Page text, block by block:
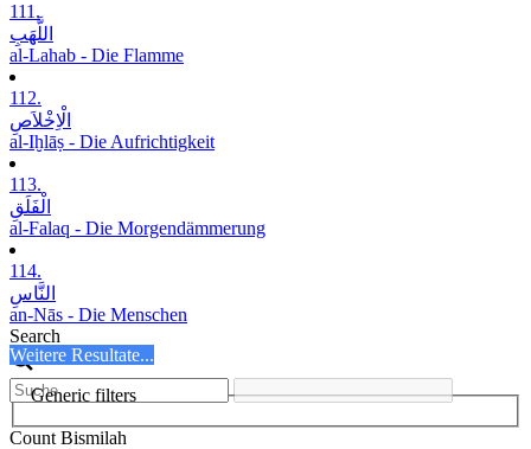
111.
اللَّھَبِ
al-Lahab - Die Flamme
112.
الْاِخْلاَصِ
al-Iḫlāṣ - Die Aufrichtigkeit
113.
الْفَلَقِ
al-Falaq - Die Morgendämmerung
114.
النَّاسِ
an-Nās - Die Menschen
Search
Weitere Resultate...
Generic filters
Count Bismilah